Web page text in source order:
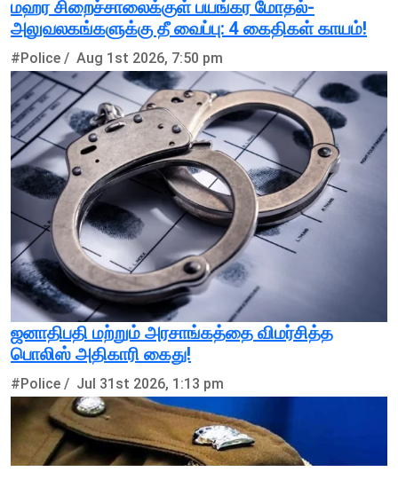
மஹர சிறைச்சாலைக்குள் பயங்கர மோதல்-
அலுவலகங்களுக்கு தீ வைப்பு: 4 கைதிகள் காயம்!
#Police / Aug 1st 2026, 7:50 pm
ஜனாதிபதி மற்றும் அரசாங்கத்தை விமர்சித்த
பொலிஸ் அதிகாரி கைது!
#Police / Jul 31st 2026, 1:13 pm